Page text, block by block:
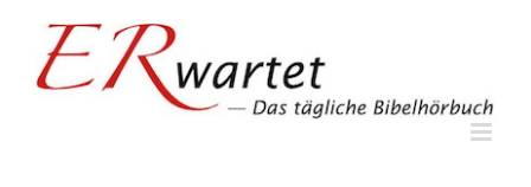
springen